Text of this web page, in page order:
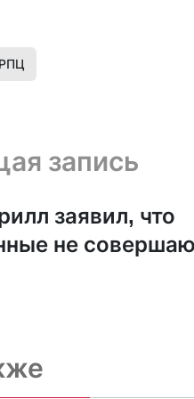
РПЦ
следующая запись
запись
заявил, что
не